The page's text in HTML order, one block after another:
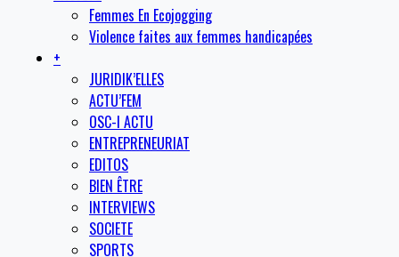
Femmes En Ecojogging
Violence faites aux femmes handicapées
+
JURIDIK’ELLES
ACTU’FEM
OSC-I ACTU
ENTREPRENEURIAT
EDITOS
BIEN ÊTRE
INTERVIEWS
SOCIETE
SPORTS